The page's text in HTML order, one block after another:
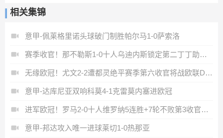
相关集锦
意甲-佩莱格里诺头球破门制胜帕尔马1-0萨索洛
赛季收官！那不勒斯1-0十人乌迪内斯锁定第二丁丁助攻霍伊伦制胜
无缘欧冠！尤文2-2遭都灵绝平赛季第六收官将战欧联DV9双响
意甲-达库尼亚双响科莫4-1克雷莫内塞进欧冠
进军欧冠！罗马2-0十人维罗纳5连胜+7轮不败第3收官迪巴拉2助攻
意甲-邦达攻入唯一进球莱切1-0热那亚